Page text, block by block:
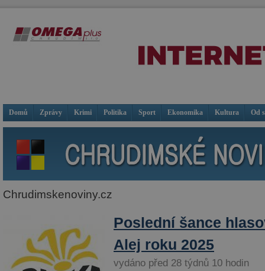
Domů Zprávy Krimi Politika Sport Ekonomika Kultura Od
Chrudimskenoviny.cz
Poslední šance
Alej roku 2025
vydáno před 28 týdnů 10 hodin